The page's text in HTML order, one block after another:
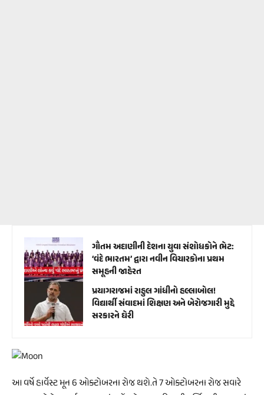
ગૌતમ અદાણીની દેશના યુવા સંશોધકોને ભેટ:
‘વંદે ભારતમ’ દ્વારા નવીન વિચારકોના પ્રથમ
સમૂહની જાહેરત
પ્રયાગરાજમાં રાહુલ ગાંધીનો હલ્લાબોલ!
વિદ્યાર્થી સંવાદમાં શિક્ષણ અને બેરોજગારી મુદ્દે
સરકારને ઘેરી
આ વર્ષે હાર્વેસ્ટ મૂન 6 ઓક્ટોબરના રોજ થશે.તે 7 ઓક્ટોબરના રોજ સવારે